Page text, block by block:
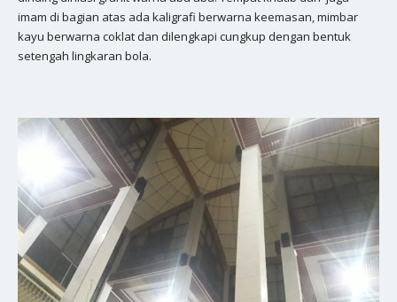
imam di bagian atas ada kaligrafi berwarna keemasan, mimbar
kayu berwarna coklat dan dilengkapi cungkup dengan bentuk
setengah lingkaran bola.